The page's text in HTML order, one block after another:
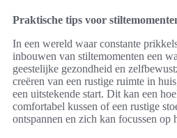
Praktische tips voor
In een wereld waar constante
inbouwen van stiltemomenten een
geestelijke gezondheid en
creëren van een rustige ruimte in
een uitstekende start. Dit kan een
comfortabel kussen of een rustige
ontspannen en zich kan focussen op